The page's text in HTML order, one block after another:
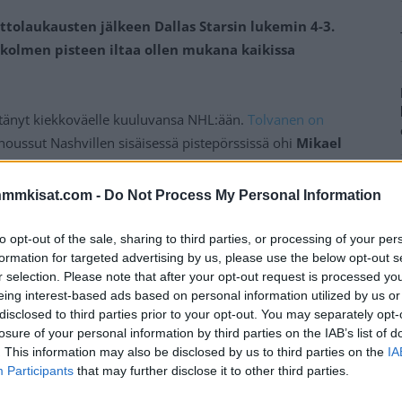
- Do Not Process My Personal Information
opt-out of the sale, sharing to third parties, or processing of your
for targeted advertising by us, please use the below opt-out
selection. Please note that after your opt-out request is processed
interest-based ads based on personal information utilized by us
to third parties prior to your opt-out. You may separately
of your personal information by third parties on the IAB’s list of
This information may also be disclosed by us to third parties on the
Participants that may further disclose it to other third parties.
jälkeen Dallas Starsin lukemin 4-3.
pisteen iltaa ollen mukana kaikissa
kiekkoväelle kuuluvansa NHL:ään. Tolvanen on
Nashvillen sisäisessä pistepörssissä ohi Mikael
näissä tehot 7+5=12. Granlundilla on kasassa
Mainos: